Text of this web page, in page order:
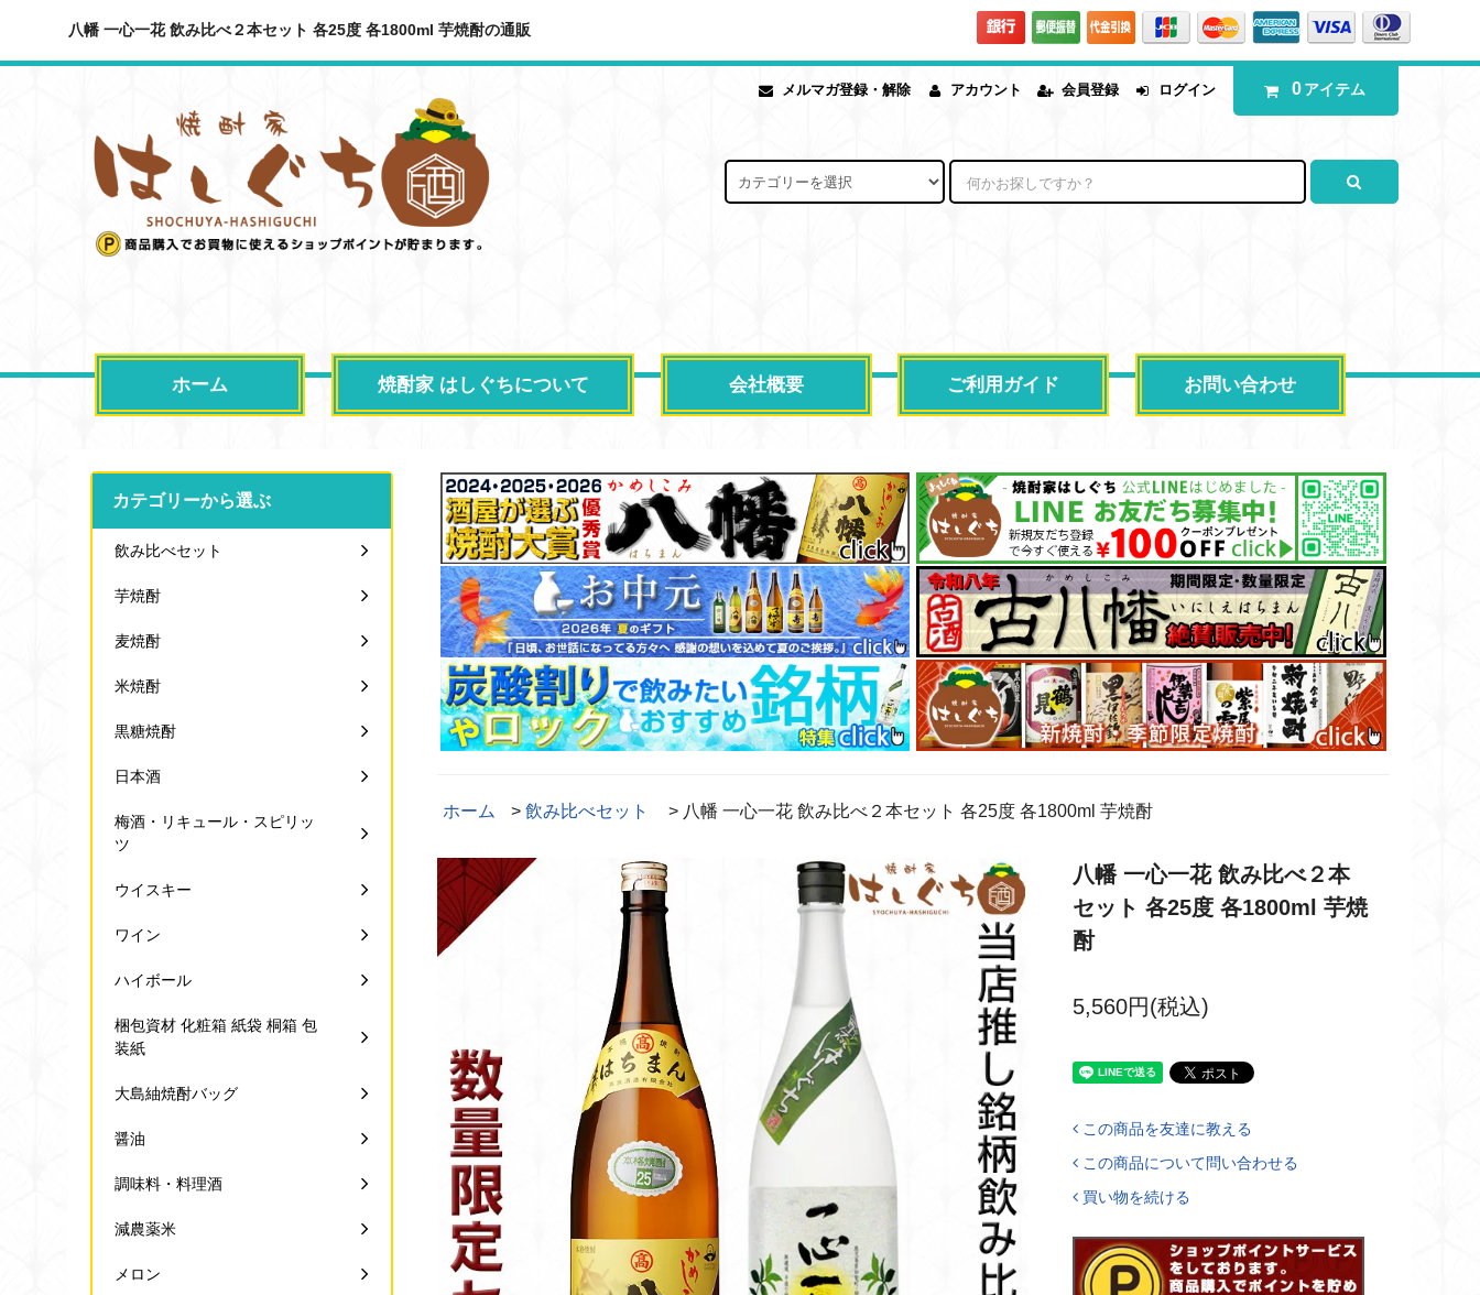
八幡 一心一花 飲み比べ２本セット 各25度 各1800ml 芋焼酎の通販
メルマガ登録・解除 アカウント 会員登録 ログイン 0 アイテム
ホーム 焼酎家 はしぐちについて 会社概要 ご利用ガイド お問い合わせ
ホーム > 飲み比べセット > 八幡 一心一花 飲み比べ２本セット 各25度 各1800ml 芋焼酎
八幡 一心一花 飲み比べ２本
セット 各25度 各1800ml 芋焼
酎
5,560円(税込)
この商品を友達に教える
この商品について問い合わせる
買い物を続ける
カテゴリーから選ぶ
飲み比べセット
芋焼酎
麦焼酎
米焼酎
黒糖焼酎
日本酒
梅酒・リキュール・スピリッ
ツ
ウイスキー
ワイン
ハイボール
梱包資材 化粧箱 紙袋 桐箱 包
装紙
大島紬焼酎バッグ
醤油
調味料・料理酒
減農薬米
メロン